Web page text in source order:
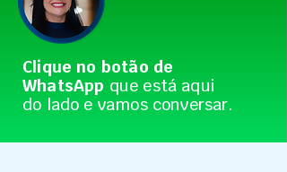
Clique no botão de
WhatsApp que está aqui
do lado e vamos conversar.